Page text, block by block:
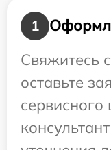
1
Свяжитесь
оставьте